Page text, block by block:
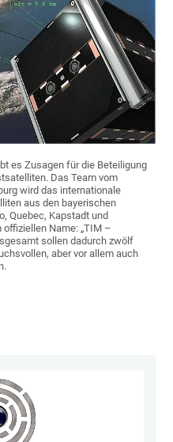
es Zusagen für die Beteiligung
Das Team vom
wird das internationale
aus den bayerischen
Quebec, Kapstadt und
Name: „TIM –
sollen dadurch zwölf
aber vor allem auch